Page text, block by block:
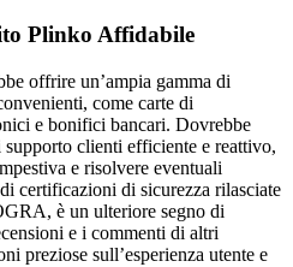
Plinko Affidabile
offrire un’ampia gamma di
come carte di
e bonifici bancari. Dovrebbe
clienti efficiente e reattivo,
e risolvere eventuali
certificazioni di sicurezza rilasciate
è un ulteriore segno di
e i commenti di altri
preziose sull’esperienza utente e